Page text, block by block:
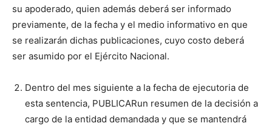
su apoderado, quien además deberá ser informado
previamente, de la fecha y el medio informativo en que
se realizarán dichas publicaciones, cuyo costo deberá
ser asumido por el Ejército Nacional.
Dentro del mes siguiente a la fecha de ejecutoria de
esta sentencia, PUBLICARun resumen de la decisión a
cargo de la entidad demandada y que se mantendrá